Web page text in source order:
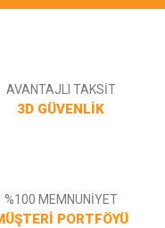
AVANTAJLI TAKSİT
3D GÜVENLİK
%100 MEMNUNİYET
PORTFÖYÜ